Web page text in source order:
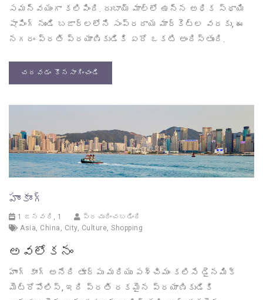
సమన్వయంగా కలిపింది. దుబాయ్ మాల్‌లో ఉన్న అధిక స్థాయి
షాపింగ్ నుండి బజార్లలోని సంప్రదాయ మార్కెట్ల వరకు, ఈ
నగరం ప్రతి ప్రయాణికుడికి ఏదో ఒకటి అందిస్తుంది.
చదవడం కొనసాగించండి
హాంకాంగ్
1 జనవరి, 1
ప్రచురించబడింది
Asia
China City, Culture Shopping
అవలోకనం
హాంగ్ కాంగ్ అనేది తూర్పు మరియు పశ్చిమం కలిసే డైనమిక్
మెట్రోపోలిస్, ఇది ప్రతి రకమైన ప్రయాణికుడికి